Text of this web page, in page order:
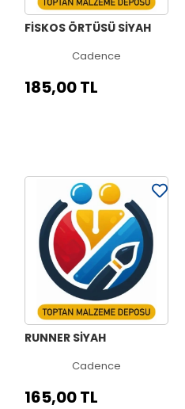
FİSKOS ÖRTÜSÜ SİYAH
Cadence
185,00 TL
RUNNER SİYAH
Cadence
165,00 TL